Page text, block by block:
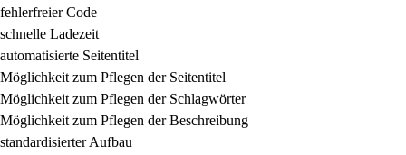
fehlerfreier Code
schnelle Ladezeit
automatisierte Seitentitel
Möglichkeit zum Pflegen der Seitentitel
Möglichkeit zum Pflegen der Schlagwörter
Möglichkeit zum Pflegen der Beschreibung
standardisierter Aufbau